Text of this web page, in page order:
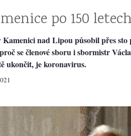
po 150
nad Lipou působil přes sto
se členové sboru i sbormistr
ukončit, je koronavirus.